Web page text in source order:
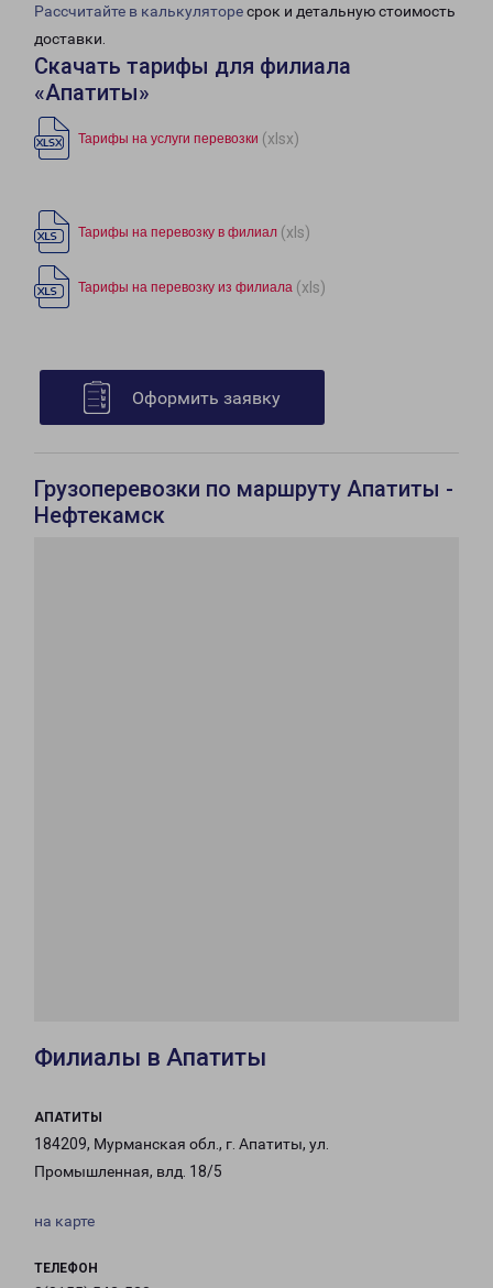
Рассчитайте в калькуляторесрок и детальную стоимость
доставки.
Скачать тарифы для филиала
«Апатиты»
Тарифы на услуги перевозки (xlsx)
Тарифы на перевозку в филиал (xls)
Тарифы на перевозку из филиала (xls)
Оформить заявку
Грузоперевозки по маршруту Апатиты -
Нефтекамск
Филиалы в Апатиты
АПАТИТЫ
184209, Мурманская обл., г. Апатиты, ул.
Промышленная, влд. 18/5
на карте
ТЕЛЕФОН